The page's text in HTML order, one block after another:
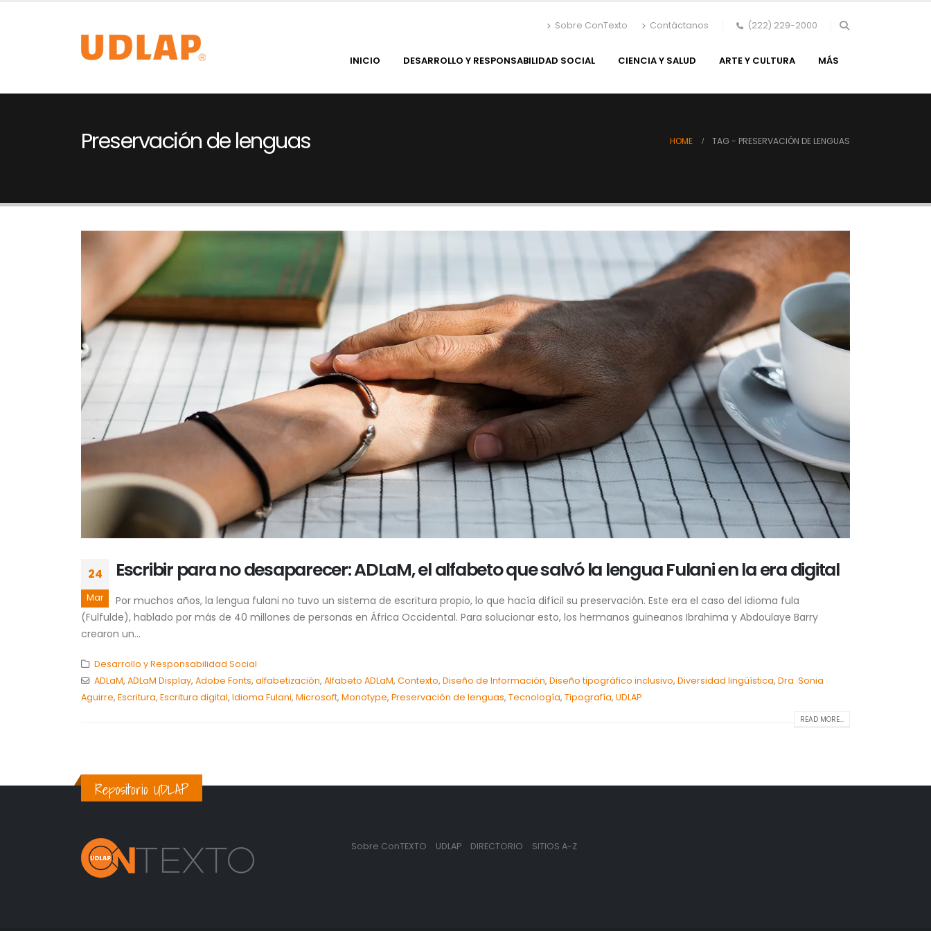
Sobre ConTexto Contáctanos (222) 229-2000
INICIO DESARROLLO Y RESPONSABILIDAD SOCIAL CIENCIA Y SALUD ARTE Y CULTURA MÁS
Preservación de lenguas HOME TAG - PRESERVACIÓN DE LENGUAS
24
Mar
Escribir para no desaparecer: ADLaM, el alfabeto que salvó la lengua Fulani en la era digital
Por muchos años, la lengua fulani no tuvo un sistema de escritura propio, lo que hacía difícil su preservación. Este era el caso del idioma fula
(Fulfulde), hablado por más de 40 millones de personas en África Occidental. Para solucionar esto, los hermanos guineanos Ibrahima y Abdoulaye Barry
crearon un...
Desarrollo y Responsabilidad Social
ADLaM, ADLaM Display, Adobe Fonts, alfabetización, Alfabeto ADLaM, Contexto, Diseño de Información, Diseño tipográfico inclusivo, Diversidad lingüística, Dra. Sonia
Aguirre, Escritura, Escritura digital, Idioma Fulani, Microsoft, Monotype, Preservación de lenguas, Tecnología, Tipografía, UDLAP
READ MORE...
Repositorio UDLAP
Sobre ConTEXTO UDLAP DIRECTORIO SITIOS A-Z